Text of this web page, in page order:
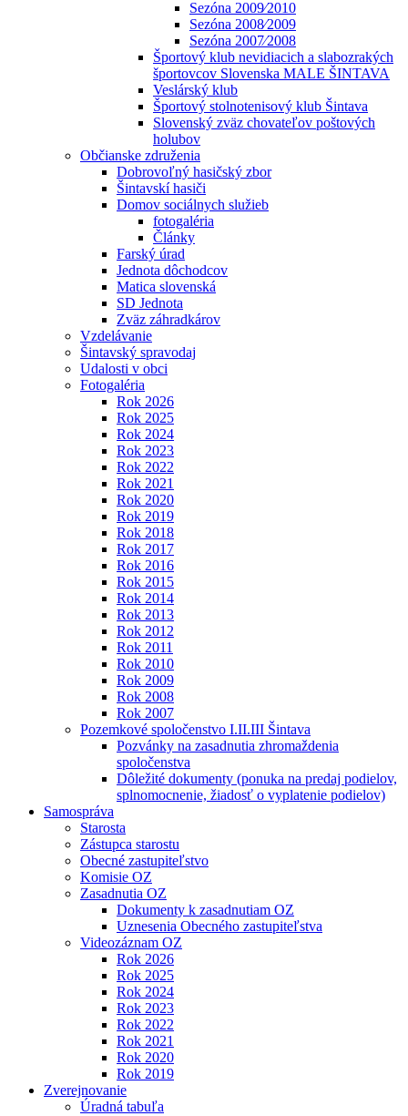
Sezóna 2009⁄2010
Sezóna 2008⁄2009
Sezóna 2007⁄2008
Športový klub nevidiacich a slabozrakých
športovcov Slovenska MALE ŠINTAVA
Veslárský klub
Športový stolnotenisový klub Šintava
Slovenský zväz chovateľov poštových
holubov
Občianske združenia
Dobrovoľný hasičský zbor
Šintavskí hasiči
Domov sociálnych služieb
fotogaléria
Články
Farský úrad
Jednota dôchodcov
Matica slovenská
SD Jednota
Zväz záhradkárov
Vzdelávanie
Šintavský spravodaj
Udalosti v obci
Fotogaléria
Rok 2026
Rok 2025
Rok 2024
Rok 2023
Rok 2022
Rok 2021
Rok 2020
Rok 2019
Rok 2018
Rok 2017
Rok 2016
Rok 2015
Rok 2014
Rok 2013
Rok 2012
Rok 2011
Rok 2010
Rok 2009
Rok 2008
Rok 2007
Pozemkové spoločenstvo I.II.III Šintava
Pozvánky na zasadnutia zhromaždenia
spoločenstva
Dôležité dokumenty (ponuka na predaj podielov,
splnomocnenie, žiadosť o vyplatenie podielov)
Samospráva
Starosta
Zástupca starostu
Obecné zastupiteľstvo
Komisie OZ
Zasadnutia OZ
Dokumenty k zasadnutiam OZ
Uznesenia Obecného zastupiteľstva
Videozáznam OZ
Rok 2026
Rok 2025
Rok 2024
Rok 2023
Rok 2022
Rok 2021
Rok 2020
Rok 2019
Zverejnovanie
Úradná tabuľa